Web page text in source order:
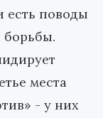
есть поводы
борьбы.
места
- у них